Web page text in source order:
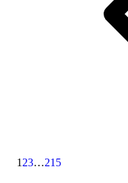
1 23…215